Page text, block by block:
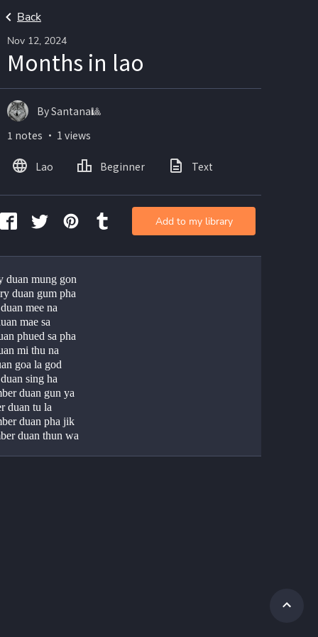
Back
Nov 12, 2024
Months in lao
duan mung gon
duan gum pha
mee na
mae sa
phued sa pha
mi thu na
goa la god
sing ha
duan gun ya
duan tu la
duan pha jik
duan thun wa
By Santana🎱
1 notes ・ 1 views
Lao Beginner Text
Add to my library